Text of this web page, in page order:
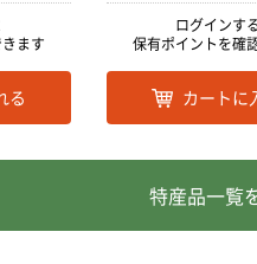
ます
る
ログインす
保有ポイントを確
カートに
特産品一覧